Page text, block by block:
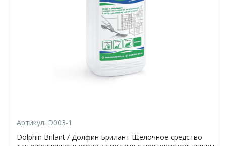
Артикул: D003-1
Dolphin Brilant / Долфин Брилант Щелочное средство